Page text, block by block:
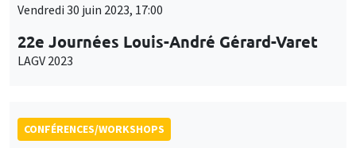
Vendredi 30 juin 2023, 17:00
22e Journées Louis-André Gérard-Varet
LAGV 2023
CONFÉRENCES/WORKSHOPS